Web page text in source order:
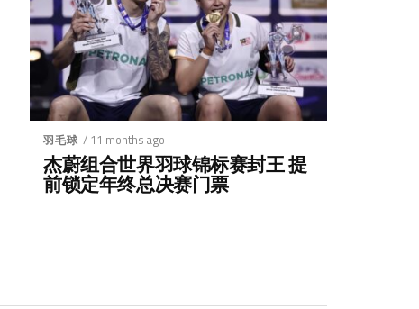
羽毛球 / 11 months ago
杰蔚组合世界羽球锦标赛封王 提
前锁定年终总决赛门票